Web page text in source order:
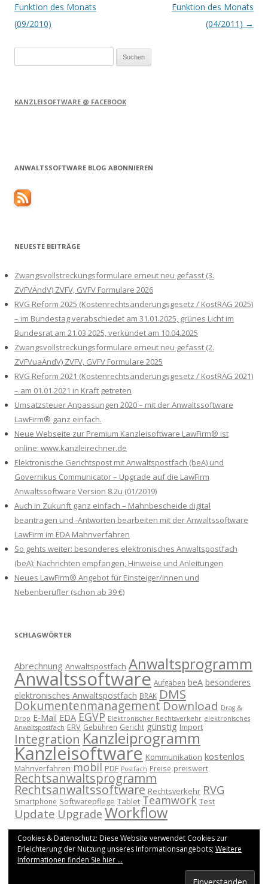
Funktion des Monats
(09/2010)
Funktion des Monats
(04/2011) →
nach:
KANZLEISOFTWARE @ FACEBOOK
ANWALTSSOFTWARE BLOG ABONNIEREN
NEUESTE BEITRÄGE
Zwangsvollstreckungsformulare erneut neu gefasst (3.
ZVFVÄndV) ZVFV, GVFV Formulare 2026
RVG Reform 2025 (Kostenrechtsänderungsgesetz / KostRÄG 2025)
– im Bundestag verabschiedet am 31.01.2025, grünes Licht im
Bundesrat am 21.03.2025, verkündet am 10.04.2025
Zwangsvollstreckungsformulare erneut neu gefasst (2.
ZVFVuaÄndV) ZVFV, GVFV Formulare 2025
RVG Reform 2021 (Kostenrechtsänderungsgesetz / KostRÄG 2021)
– am 01.01.2021 in Kraft getreten
Umsatzsteuer Anpassungen 2020 – mit der Anwaltssoftware
LawFirm® ganz einfach.
Neue Webseite zur Premium Kanzleisoftware LawFirm® ist
online: www.kanzleirechner.de
Elektronische Gerichtspost mit Anwaltspostfach (beA) und
Governikus Communicator – Upgrade auf die LawFirm
Anwaltssoftware Version 8.2u (01/2019)
Auch in Zukunft ganz einfach – Mahnbescheide digital
beantragen und -Antworten bearbeiten mit der Anwaltssoftware
LawFirm im EDA Mahnverfahren
So gehts weiter: besonderes elektronisches Anwaltspostfach
(beA): Nachrichten empfangen, Hinweise und Anleitungen
Neues LawFirm® Angebot für Einsteiger/innen und
Nebenberufler (schon ab 39 €)
SCHLAGWÖRTER
Abrechnung Anwaltspostfach Anwaltsprogramm
Anwaltssoftware Aufgaben beA besonderes
elektronisches Anwaltspostfach BRAK DMS
DokumentenmanagementDownload Drag &
Drop E-Mail EDA EGVP Elektronischer Rechtsverkehr elektronisches
Anwaltspostfach ERV Gebühren Gericht günstig Import
Integration Kanzleiprogramm
Kanzleisoftware Kommunikation kostenlos
Mahnverfahren mobil PDF Postfach Preise preiswert
Rechtsanwaltsprogramm
Rechtsanwaltssoftware Rechtsverkehr RVG
Smartphone Softwarepflege Tablet Teamwork Test
Update Upgrade Workflow
Cookies & Datenschutz: Diese Website verwendet Cookies zur
Erleichterung der Nutzung unseres Informationsangebots; Weitere
Informationen finden Sie hier ...